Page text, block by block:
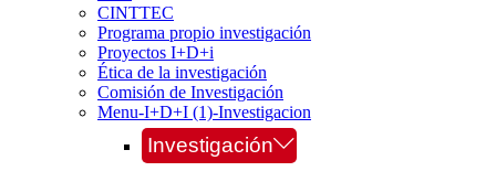
CINTTEC
Programa propio investigación
Proyectos I+D+i
Ética de la investigación
Comisión de Investigación
Menu-I+D+I (1)-Investigacion
Investigación